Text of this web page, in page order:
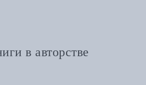
в авторстве